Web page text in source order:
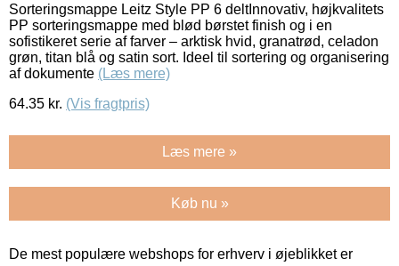
Sorteringsmappe Leitz Style PP 6 deltInnovativ, højkvalitets
PP sorteringsmappe med blød børstet finish og i en
sofistikeret serie af farver – arktisk hvid, granatrød, celadon
grøn, titan blå og satin sort. Ideel til sortering og organisering
af dokumente (Læs mere)
64.35 kr. (Vis fragtpris)
Læs mere »
Køb nu »
De mest populære webshops for erhverv i øjeblikket er